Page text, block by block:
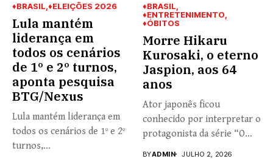
♦BRASIL ♦ELEIÇÕES 2026
Lula mantém
liderança em
todos os cenários
de 1º e 2º turnos,
aponta pesquisa
BTG/Nexus
Lula mantém liderança em
todos os cenários de 1º e 2º
turnos,...
♦BRASIL
♦ENTRETENIMENTO
♦ÓBITOS
Morre Hikaru
Kurosaki, o eterno
Jaspion, aos 64
anos
Ator japonês ficou
conhecido por interpretar o
protagonista da série “O
BYADMIN JULHO 2, 2026